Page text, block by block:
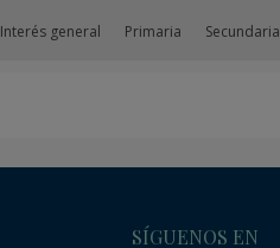
Interés general Primaria Secundaria
SÍGUENOS EN